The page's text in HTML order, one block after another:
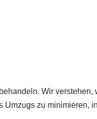
Wir
zu minimieren,